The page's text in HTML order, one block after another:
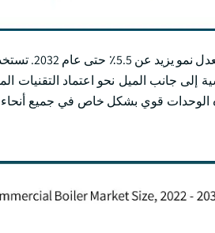
سيشهد حجم سوق
إلى جانب الميل نحو اعتماد التقنيات
قوي بشكل خاص في جميع أنحاء